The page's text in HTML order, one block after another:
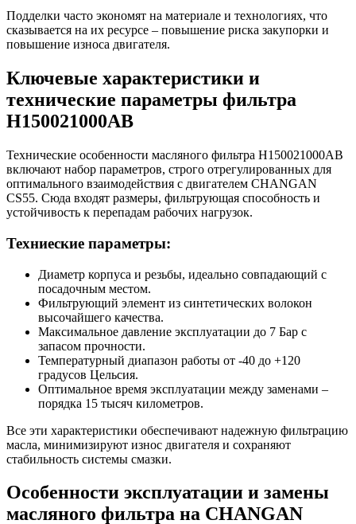
Подделки часто экономят на материале и технологиях, что
сказывается на их ресурсе – повышение риска закупорки и
повышение износа двигателя.
Ключевые характеристики и
технические параметры фильтра
H150021000AB
Технические особенности масляного фильтра H150021000AB
включают набор параметров, строго отрегулированных для
оптимального взаимодействия с двигателем CHANGAN
CS55. Сюда входят размеры, фильтрующая способность и
устойчивость к перепадам рабочих нагрузок.
Техниеские параметры:
Диаметр корпуса и резьбы, идеально совпадающий с
посадочным местом.
Фильтрующий элемент из синтетических волокон
высочайшего качества.
Максимальное давление эксплуатации до 7 Бар с
запасом прочности.
Температурный диапазон работы от -40 до +120
градусов Цельсия.
Оптимальное время эксплуатации между заменами –
порядка 15 тысяч километров.
Все эти характеристики обеспечивают надежную фильтрацию
масла, минимизируют износ двигателя и сохраняют
стабильность системы смазки.
Особенности эксплуатации и замены
масляного фильтра на CHANGAN